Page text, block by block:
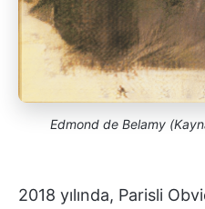
Edmond de Belamy
2018 yılında, Parisli